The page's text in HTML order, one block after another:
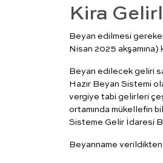
Kira
Beyan edilmesi
Nisan 2025
Beyan edilecek geliri
Hazır Beyan Sistemi
vergiye tabi gelirleri
ortamında mükellefin
Sisteme Gelir İdaresi
Beyanname